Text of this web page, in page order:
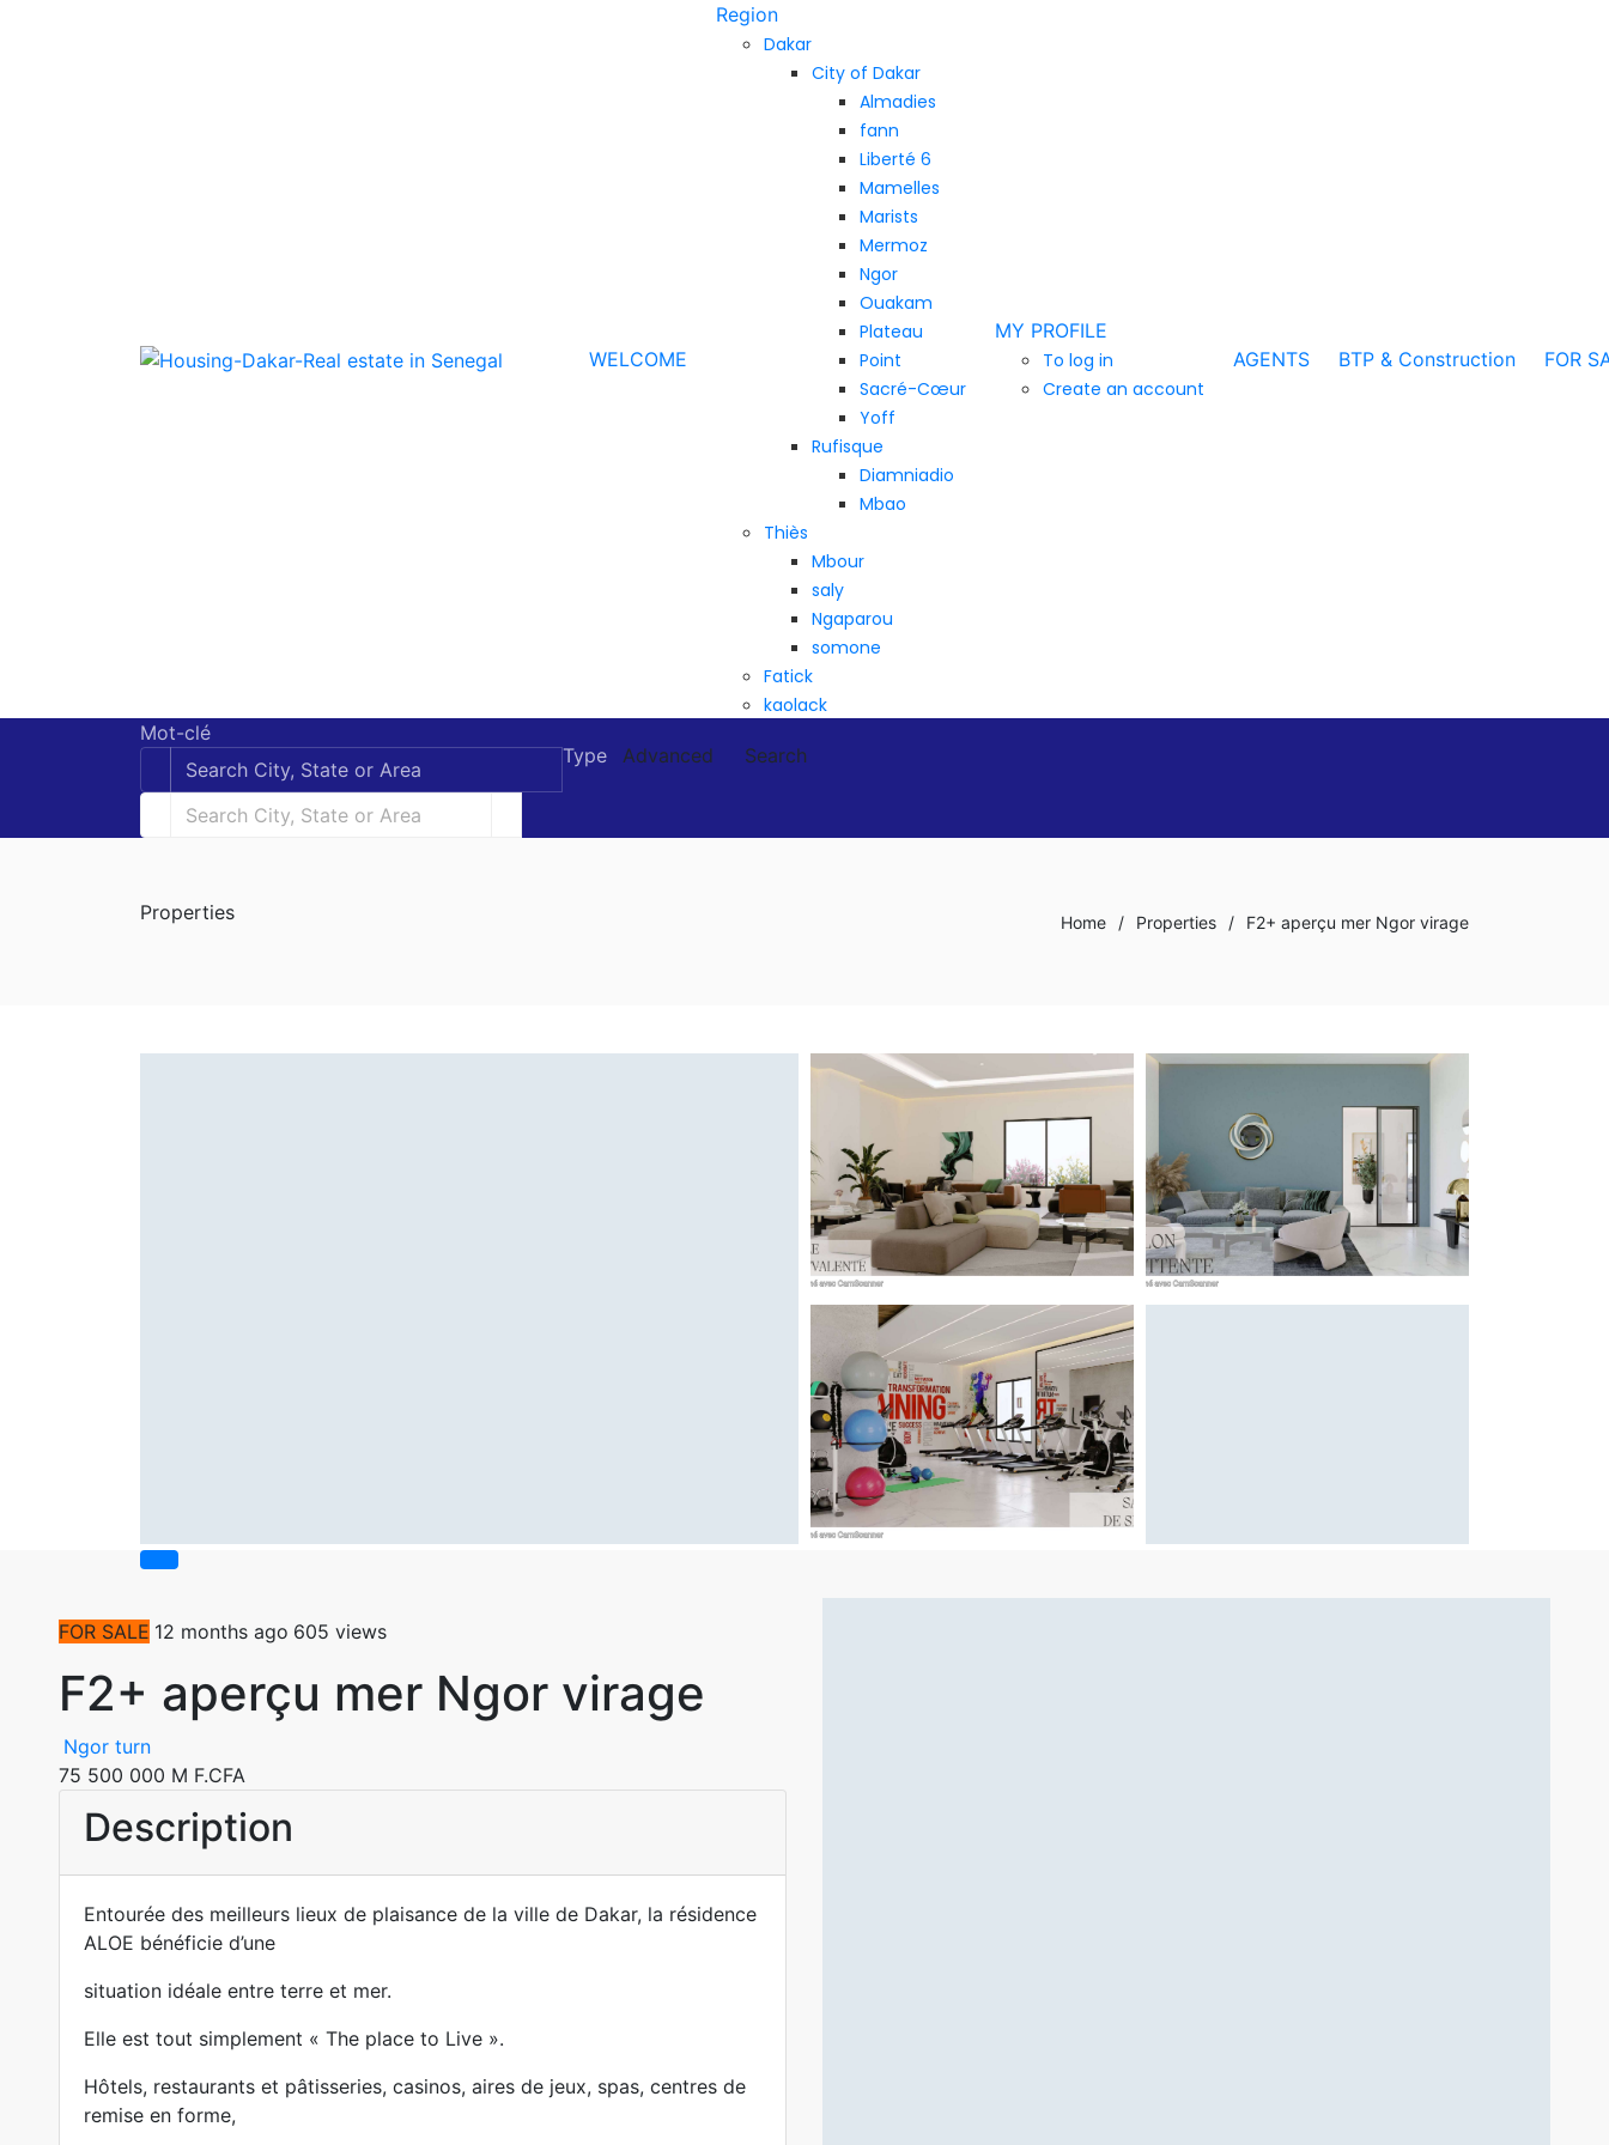
WELCOME
Region
Dakar
City of Dakar
Almadies
fann
Liberté 6
Mamelles
Marists
Mermoz
Ngor
Ouakam
Plateau
Point
Sacré-Cœur
Yoff
Rufisque
Diamniadio
Mbao
Thiès
Mbour
saly
Ngaparou
somone
Fatick
kaolack
MY PROFILE
To log in
Create an account
AGENTS BTP & Construction FOR
Mot-clé
Type
Advanced Search
Properties Home / Properties / F2+ aperçu mer Ngor virage
FOR SALE 12 months ago 605 views
F2+ aperçu mer Ngor virage
Ngor turn
75 500 000 M F.CFA
Description
Entourée des meilleurs lieux de plaisance de la ville de Dakar, la résidence
ALOE bénéficie d’une
situation idéale entre terre et mer.
Elle est tout simplement « The place to Live ».
Hôtels, restaurants et pâtisseries, casinos, aires de jeux, spas, centres de
remise en forme,